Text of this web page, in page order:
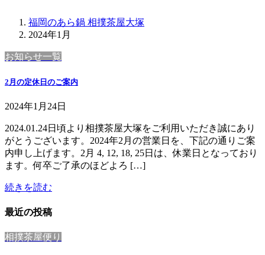
福岡のあら鍋 相撲茶屋大塚
2024年1月
お知らせ一覧
2月の定休日のご案内
2024年1月24日
2024.01.24日頃より相撲茶屋大塚をご利用いただき誠にあり
がとうございます。2024年2月の営業日を、下記の通りご案
内申し上げます。2月 4, 12, 18, 25日は、休業日となっており
ます。何卒ご了承のほどよろ […]
続きを読む
最近の投稿
相撲茶屋便り